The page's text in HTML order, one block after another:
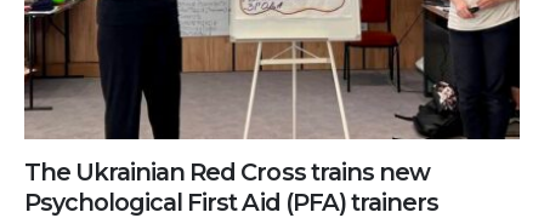
The Ukrainian Red Cross trains new
Psychological First Aid (PFA) trainers